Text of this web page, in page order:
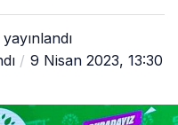
9 Nisan 2023, 13:30